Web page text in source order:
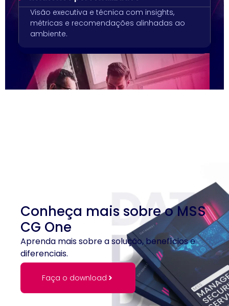
Visão executiva e técnica com insights,
métricas e recomendações alinhadas ao
ambiente.
Conheça mais sobre o MSS
CG One
Aprenda mais sobre a solução, benefícios e
diferenciais.
Faça o download